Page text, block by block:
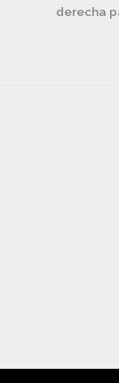
derecha